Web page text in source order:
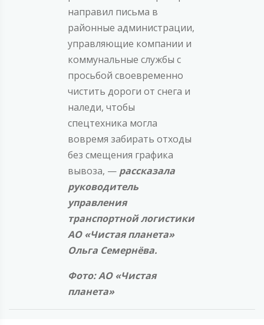
направил письма в
районные администрации,
управляющие компании и
коммунальные службы с
просьбой своевременно
чистить дороги от снега и
наледи, чтобы
спецтехника могла
вовремя забирать отходы
без смещения графика
вывоза, — рассказала
руководитель
управления
транспортной логистики
АО «Чистая планета»
Ольга Семернёва.
Фото: АО «Чистая
планета»